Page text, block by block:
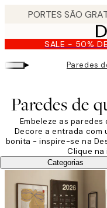
content. SALE - 50%
▸ Paredes
Paredes de
Embeleze as
Decore a entrada com
bonita - inspire-se na
Clique na
Categorias